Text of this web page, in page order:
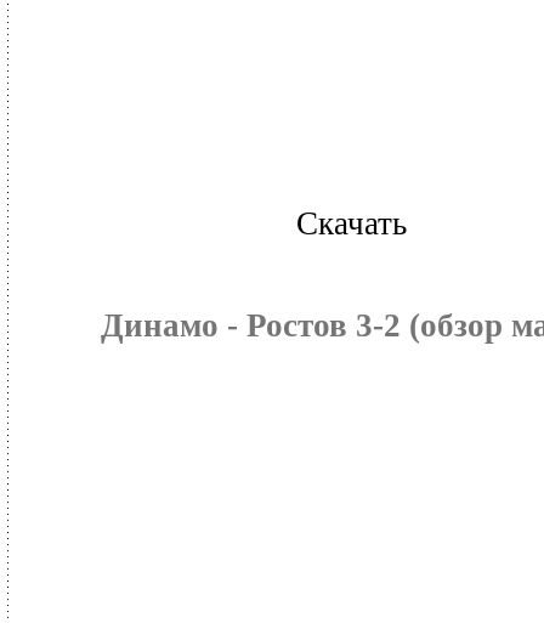
Скачать
Динамо - Ростов 3-2 (обзор